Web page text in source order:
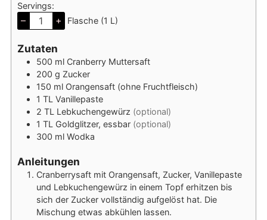
Servings:
– + Flasche (1 L)
Zutaten
500 ml Cranberry Muttersaft
200 g Zucker
150 ml Orangensaft (ohne Fruchtfleisch)
1 TL Vanillepaste
2 TL Lebkuchengewürz (optional)
1 TL Goldglitzer, essbar (optional)
300 ml Wodka
Anleitungen
Cranberrysaft mit Orangensaft, Zucker, Vanillepaste
und Lebkuchengewürz in einem Topf erhitzen bis
sich der Zucker vollständig aufgelöst hat. Die
Mischung etwas abkühlen lassen.